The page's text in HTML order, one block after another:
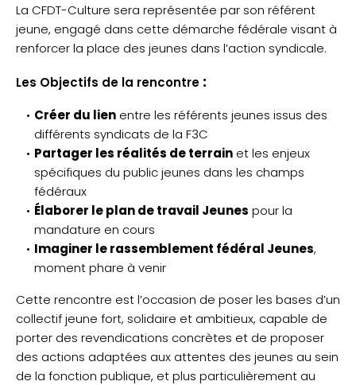
La CFDT-Culture sera représentée par son référent
jeune, engagé dans cette démarche fédérale visant à
renforcer la place des jeunes dans l’action syndicale.
Les Objectifs de la rencontre :
Créer du lienentre les référents jeunes issus des
différents syndicats de la F3C
Partager les réalités de terrainet les enjeux
spécifiques du public jeunes dans les champs
fédéraux
Élaborer le plan de travail Jeunes pour la
mandature en cours
Imaginer le rassemblement fédéral Jeunes,
moment phare à venir
Cette rencontre est l’occasion de poser les bases d’un
collectif jeune fort, solidaire et ambitieux, capable de
porter des revendications concrètes et de proposer
des actions adaptées aux attentes des jeunes au sein
de la fonction publique, et plus particulièrement au